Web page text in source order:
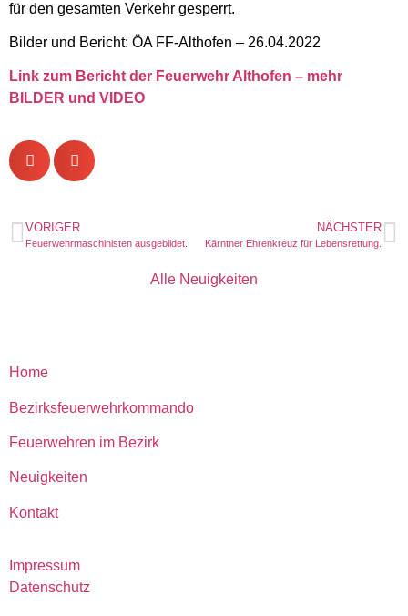
für den gesamten Verkehr gesperrt.
Bilder und Bericht: ÖA FF-Althofen – 26.04.2022
Link zum Bericht der Feuerwehr Althofen – mehr
BILDER und VIDEO
VORIGER
Feuerwehrmaschinisten ausgebildet.
NÄCHSTER
Kärntner Ehrenkreuz für Lebensrettung.
Alle Neuigkeiten
Home
Bezirksfeuerwehrkommando
Feuerwehren im Bezirk
Neuigkeiten
Kontakt
Impressum
Datenschutz